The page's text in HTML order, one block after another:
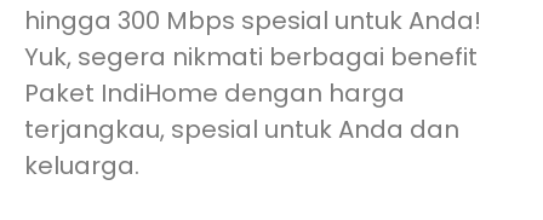
hingga 300 Mbps spesial untuk Anda!
Yuk, segera nikmati berbagai benefit
Paket IndiHome dengan harga
terjangkau, spesial untuk Anda dan
keluarga.